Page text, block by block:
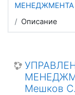
МЕНЕДЖМЕНТА
Описание
Мешков